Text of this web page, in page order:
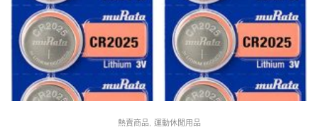
熱賣商品 運動休閒用品